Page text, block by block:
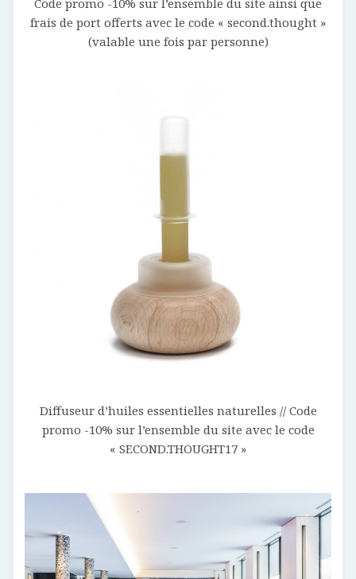
Code promo -10% sur l’ensemble du site ainsi que
frais de port offerts avec le code « second.thought »
(valable une fois par personne)
Diffuseur d’huiles essentielles naturelles // Code
promo -10% sur l’ensemble du site avec le code
« SECOND.THOUGHT17 »